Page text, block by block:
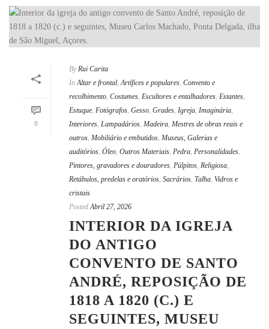
0
By Rui Carita
In Altar e frontal,Artífices e populares, Convento e
recolhimento, Costumes, Escultores e entalhadores, Estantes,
Estuque, Fotógrafos, Gesso, Grades, Igreja, Imaginária,
Interiores, Lampadários, Madeira, Mestres de obras reais e
outros, Mobiliário e embutidos, Museus, Galerias e
auditórios, Óleo, Outros Materiais, Pedra, Personalidades,
Pintores, gravadores e douradores, Púlpitos, Religiosa,
Retábulos, predelas e oratórios, Sacrários, Talha, Vidros e
cristais
Posted Abril 27, 2026
INTERIOR DA IGREJA
DO ANTIGO
CONVENTO DE SANTO
ANDRÉ, REPOSIÇÃO DE
1818 A 1820 (C.) E
SEGUINTES, MUSEU